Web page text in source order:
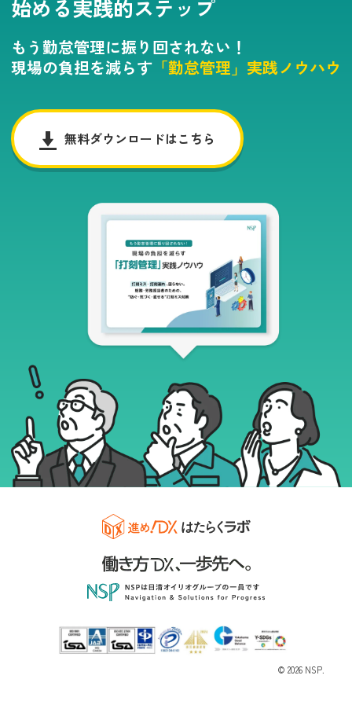
始める実践的ステップ
もう勤怠管理に振り回されない！
現場の負担を減らす 「勤怠管理」実践ノウハウ
無料ダウンロードはこちら
© 2026 NSP.